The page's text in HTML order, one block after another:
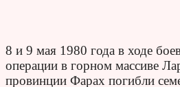
8 и 9 мая 1980 года в ходе
операции в горном массиве
провинции Фарах погибли